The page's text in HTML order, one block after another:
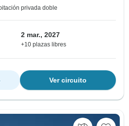
privada doble
2 mar., 2027
+10 plazas libres
Ver circuito